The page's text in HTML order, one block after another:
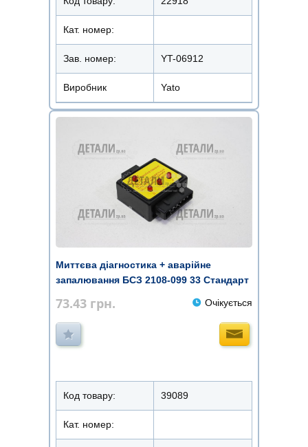
Кат. номер:
Зав. номер: YT-06912
Виробник Yato
Миттєва діагностика + аварійне
запалювання БСЗ 2108-099 33 Стандарт
73.43 грн. Очікується
Код товару: 39089
Кат. номер: